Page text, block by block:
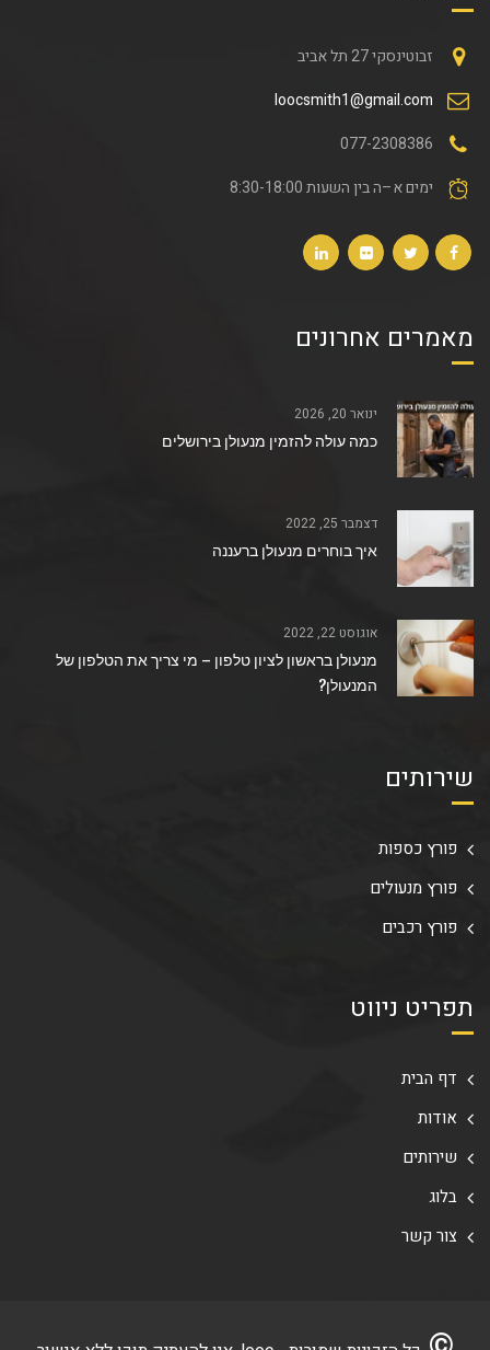
זבוטינסקי 27 תל אביב
loocsmith1@gmail.com
077-2308386
ימים א–ה בין השעות 8:30-18:00
מאמרים אחרונים
ינואר 20, 2026
כמה עולה להזמין מנעולן בירושלים
דצמבר 25, 2022
איך בוחרים מנעולן ברעננה
אוגוסט 22, 2022
מנעולן בראשון לציון טלפון – מי צריך את הטלפון של
המנעולן?
שירותים
פורץ כספות
פורץ מנעולים
פורץ רכבים
תפריט ניווט
דף הבית
אודות
שירותים
בלוג
צור קשר